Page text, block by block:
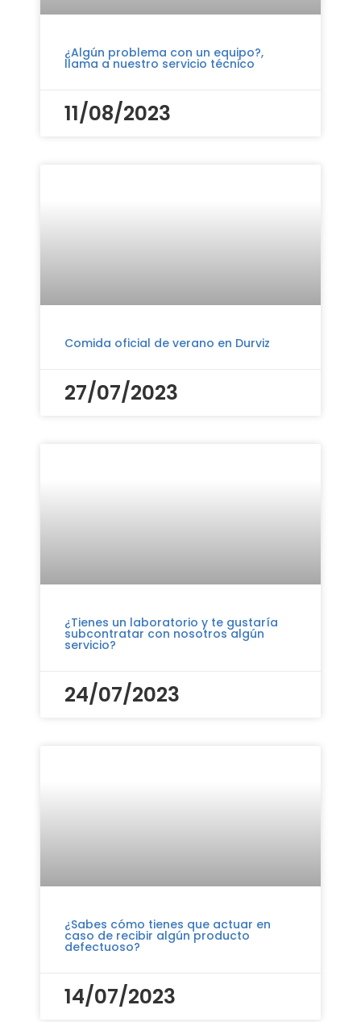
¿Algún problema con un equipo?,
llama a nuestro servicio técnico
11/08/2023
Comida oficial de verano en Durviz
27/07/2023
¿Tienes un laboratorio y te gustaría
subcontratar con nosotros algún
servicio?
24/07/2023
¿Sabes cómo tienes que actuar en
caso de recibir algún producto
defectuoso?
14/07/2023